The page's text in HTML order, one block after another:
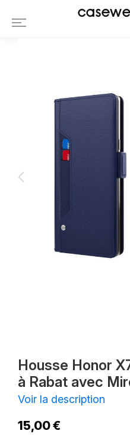
Housse Honor X7b
Housse Honor
à Rabat avec
Voir la description
15,00 €